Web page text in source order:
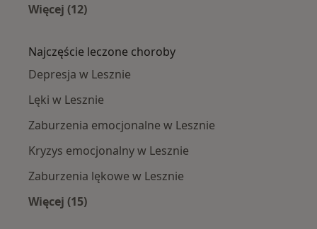
Więcej (12)
Najczęście leczone choroby
Depresja w Lesznie
Lęki w Lesznie
Zaburzenia emocjonalne w Lesznie
Kryzys emocjonalny w Lesznie
Zaburzenia lękowe w Lesznie
Więcej (15)